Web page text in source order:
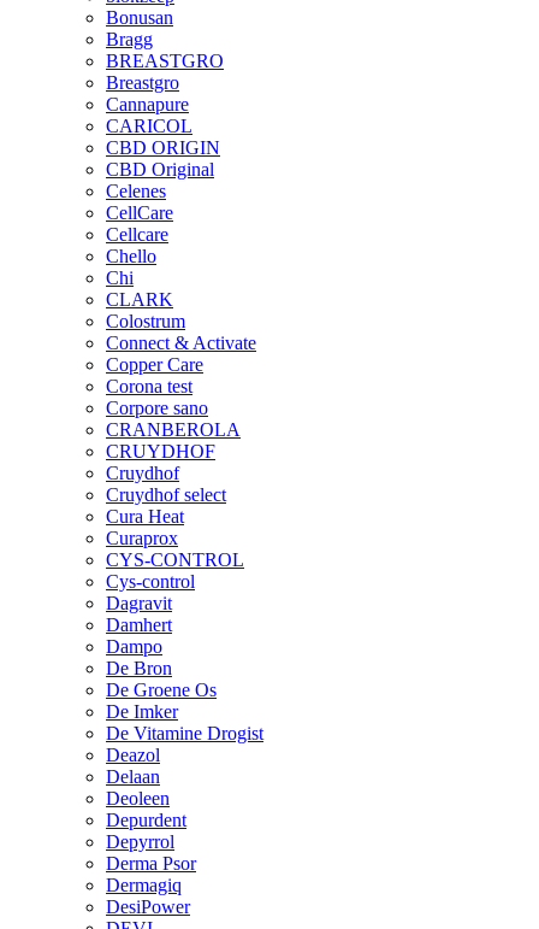
Bonusan
Bragg
BREASTGRO
Breastgro
Cannapure
CARICOL
CBD ORIGIN
CBD Original
Celenes
CellCare
Cellcare
Chello
Chi
CLARK
Colostrum
Connect & Activate
Copper Care
Corona test
Corpore sano
CRANBEROLA
CRUYDHOF
Cruydhof
Cruydhof select
Cura Heat
Curaprox
CYS-CONTROL
Cys-control
Dagravit
Damhert
Dampo
De Bron
De Groene Os
De Imker
De Vitamine Drogist
Deazol
Delaan
Deoleen
Depurdent
Depyrrol
Derma Psor
Dermagiq
DesiPower